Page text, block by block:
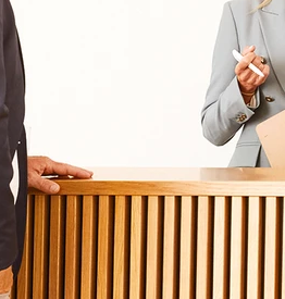
Presse
Bewertungen
Karriere
Unternehmensfakten